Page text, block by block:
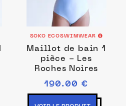
SOKO ECOSWIMWEAR
Maillot de bain 1
pièce - Les
Roches Noires
190.00 €